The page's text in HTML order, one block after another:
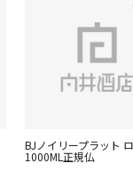
BJノイリープラット
1000ML正規仏